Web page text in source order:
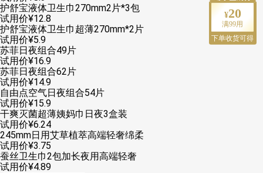
20
满99用
下单收货可得
护舒宝液体卫生巾270mm2片*3包
试用价¥12.8
护舒宝液体卫生巾超薄270mm*2片
试用价¥5.9
苏菲日夜组合49片
试用价¥16.9
苏菲日夜组合62片
试用价¥14.9
自由点空气日夜组合54片
试用价¥15.9
干爽灭菌超薄姨妈巾日夜3盒装
试用价¥6.24
245mm日用艾草植萃高端轻奢绵柔
试用价¥3.75
蚕丝卫生巾2包加长夜用高端轻奢
试用价¥4.89